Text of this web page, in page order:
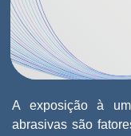
A exposição à
abrasivas são